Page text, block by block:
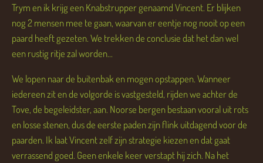
Trym en ik krijg een Knabstrupper genaamd Vincent. Er blijken
nog 2 mensen mee te gaan, waarvan er eentje nog nooit op een
paard heeft gezeten. We trekken de conclusie dat het dan wel
een rustig ritje zal worden...
We lopen naar de buitenbak en mogen opstappen. Wanneer
iedereen zit en de volgorde is vastgesteld, rijden we achter de
Tove, de begeleidster, aan. Noorse bergen bestaan vooral uit rots
en losse stenen, dus de eerste paden zijn flink uitdagend voor de
paarden. Ik laat Vincent zelf zijn strategie kiezen en dat gaat
verrassend goed. Geen enkele keer verstapt hij zich. Na het